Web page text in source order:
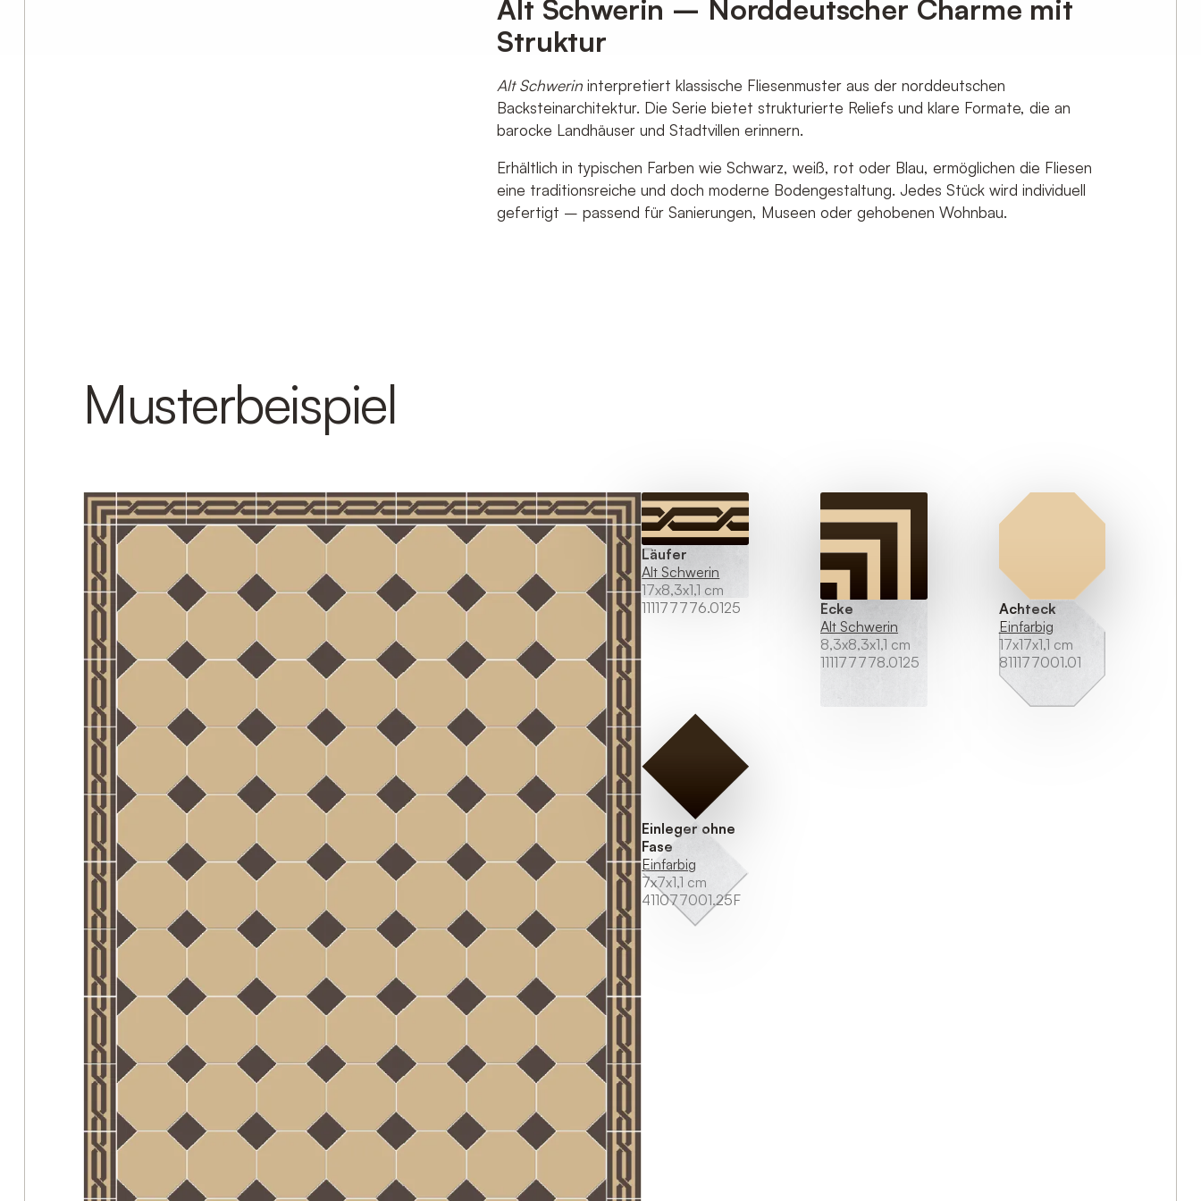
Daten verarbeiten darf und sie anschließend kontaktiert. Zu unserer Datenschutzerklärung
Alt Schwerin – Norddeutscher Charme mit
Struktur
Alt Schwerin interpretiert klassische Fliesenmuster aus der norddeutschen
Backsteinarchitektur. Die Serie bietet strukturierte Reliefs und klare Formate, die an
barocke Landhäuser und Stadtvillen erinnern.
Erhältlich in typischen Farben wie Schwarz, weiß, rot oder Blau, ermöglichen die Fliesen
eine traditionsreiche und doch moderne Bodengestaltung. Jedes Stück wird individuell
gefertigt – passend für Sanierungen, Museen oder gehobenen Wohnbau.
Musterbeispiel
Läufer
Alt Schwerin
17x8,3x1,1 cm
111177776.0125
Ecke
Alt Schwerin
8,3x8,3x1,1 cm
111177778.0125
Achteck
Einfarbig
17x17x1,1 cm
811177001.01
Einleger ohne
Fase
Einfarbig
7x7x1,1 cm
411077001.25F